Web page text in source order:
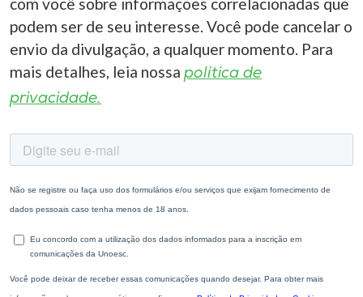
podem ser de seu interesse. Você pode cancelar o
envio da divulgação, a qualquer momento. Para
mais detalhes, leia nossa política de
privacidade.